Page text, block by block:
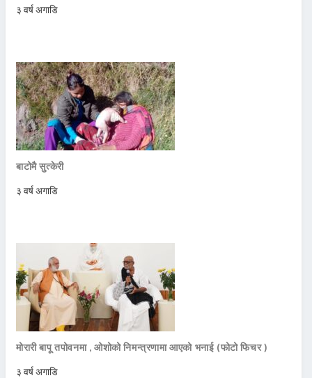
३ वर्ष अगाडि
बाटोमै सुत्केरी
३ वर्ष अगाडि
मोरारी बापू तपोवनमा , ओशोको निमन्त्रणामा आएको भनाई (फोटो फिचर )
३ वर्ष अगाडि